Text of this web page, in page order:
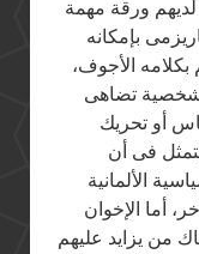
لديهم ورقة مهمة
بإمكانه
بكلامه الأجوف،
شخصية تضاهى
أو تحريك
فى أن
الألمانية
أما الإخوان
من يزايد عليهم